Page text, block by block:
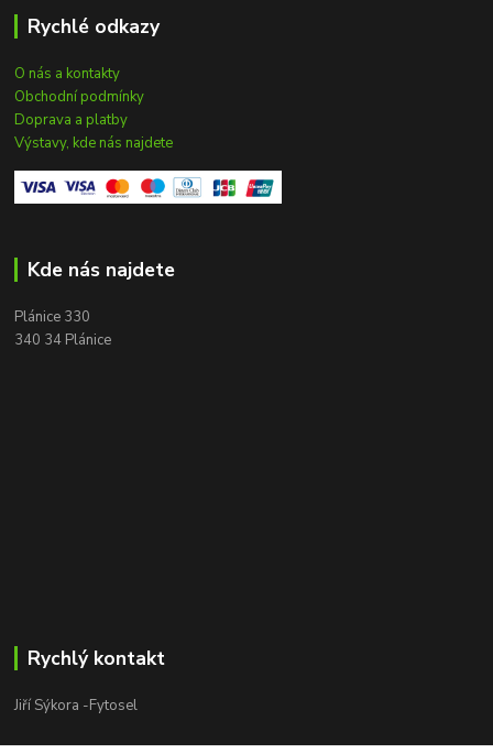
Rychlé odkazy
O nás a kontakty
Obchodní podmínky
Doprava a platby
Výstavy, kde nás najdete
Kde nás najdete
Plánice 330
340 34 Plánice
Rychlý kontakt
Jiří Sýkora -Fytosel